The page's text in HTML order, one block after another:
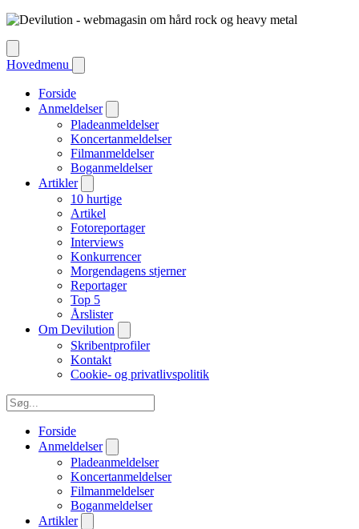
Hovedmenu
Forside
Anmeldelser
Pladeanmeldelser
Koncertanmeldelser
Filmanmeldelser
Boganmeldelser
Artikler
10 hurtige
Artikel
Fotoreportager
Interviews
Konkurrencer
Morgendagens stjerner
Reportager
Top 5
Årslister
Om Devilution
Skribentprofiler
Kontakt
Cookie- og privatlivspolitik
Forside
Anmeldelser
Pladeanmeldelser
Koncertanmeldelser
Filmanmeldelser
Boganmeldelser
Artikler